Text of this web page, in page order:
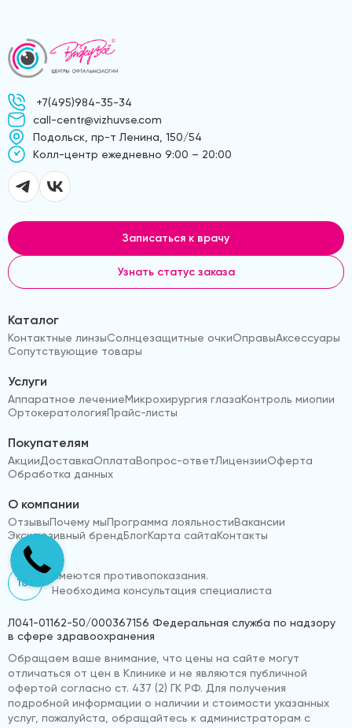
+7(495)984-35-34
call-centr@vizhuvse.com
Подольск, пр-т Ленина, 150/54
Kолл-центр ежедневно 9:00 – 20:00
Записаться к врачу
Узнать статус заказа
Каталог
Контактные линзыСолнцезащитные очкиОправыАксессуары
Сопутствующие товары
Услуги
Аппаратное лечениеМикрохирургия глазаКонтроль миопии
ОртокератологияПрайс-листы
Покупателям
АкцииДоставкаОплатаВопрос-ответЛицензииОферта
Обработка данных
О компании
ОтзывыПочему мыПрограмма лояльностиВакансии
Эксклюзивный брендБлогКарта сайтаКонтакты
18+
Имеются противопоказания.
Необходима консультация специалиста
Л041-01162-50/000367156 Федеральная служба по надзору
в сфере здравоохранения
Обращаем ваше внимание, что цены на сайте могут
отличаться от цен в Клинике и не являются публичной
офертой согласно ст. 437 (2) ГК РФ. Для получения
подробной информации о наличии и стоимости указанных
услуг, пожалуйста, обращайтесь к администраторам с